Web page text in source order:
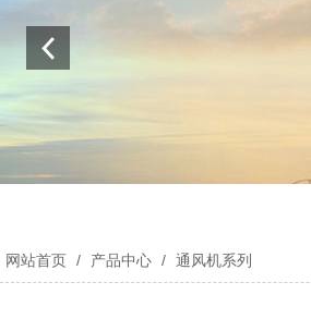
网站首页 / 产品中心 / 通风机系列